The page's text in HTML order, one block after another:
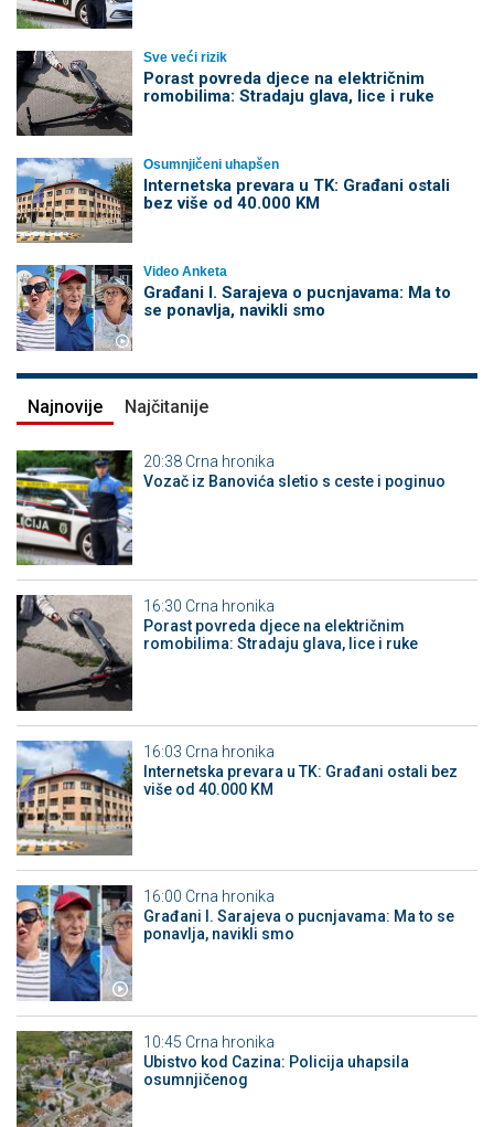
Sve veći rizik
Porast povreda djece na električnim
romobilima: Stradaju glava, lice i ruke
Osumnjičeni uhapšen
Internetska prevara u TK: Građani ostali
bez više od 40.000 KM
Video Anketa
Građani I. Sarajeva o pucnjavama: Ma to
se ponavlja, navikli smo
Najnovije Najčitanije
20:38 Crna hronika
Vozač iz Banovića sletio s ceste i poginuo
16:30 Crna hronika
Porast povreda djece na električnim
romobilima: Stradaju glava, lice i ruke
16:03 Crna hronika
Internetska prevara u TK: Građani ostali bez
više od 40.000 KM
16:00 Crna hronika
Građani I. Sarajeva o pucnjavama: Ma to se
ponavlja, navikli smo
10:45 Crna hronika
Ubistvo kod Cazina: Policija uhapsila
osumnjičenog